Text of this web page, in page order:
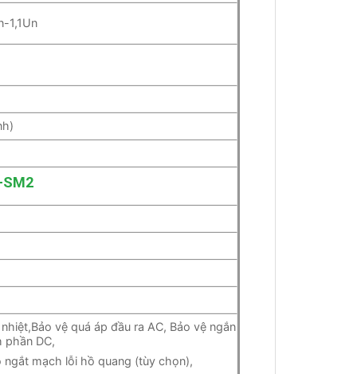
1,1Un
SM2
vệ quá áp đầu ra AC, Bảo vệ ngắn
phần DC,
ngắt mạch lỗi hồ quang (tùy chọn),